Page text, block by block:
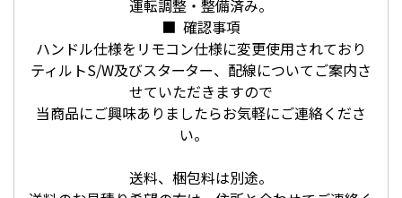
運転調整・整備済み。
■ 確認事項
ハンドル仕様をリモコン仕様に変更使用されており
ティルトS/W及びスターター、配線についてご案内さ
せていただきますので
当商品にご興味ありましたらお気軽にご連絡くださ
い。
送料、梱包料は別途。